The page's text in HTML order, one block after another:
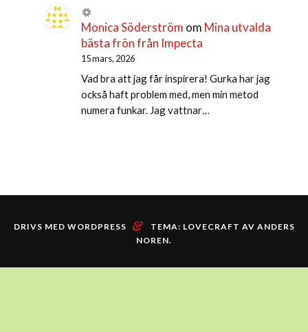
Monica Söderström om Mina utvalda
bästa frön från Impecta
15 mars, 2026
Vad bra att jag får inspirera! Gurka har jag
också haft problem med, men min metod
numera funkar. Jag vattnar…
DRIVS MED WORDPRESS & TEMA: LOVECRAFT AV ANDERS
NOREN.